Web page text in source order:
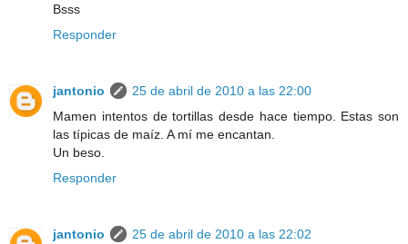
Bsss
Responder
jantonio
25 de abril de 2010 a las 22:00
Mamen intentos de tortillas desde hace tiempo. Estas son
las típicas de maíz. A mí me encantan.
Un beso.
Responder
jantonio
25 de abril de 2010 a las 22:02